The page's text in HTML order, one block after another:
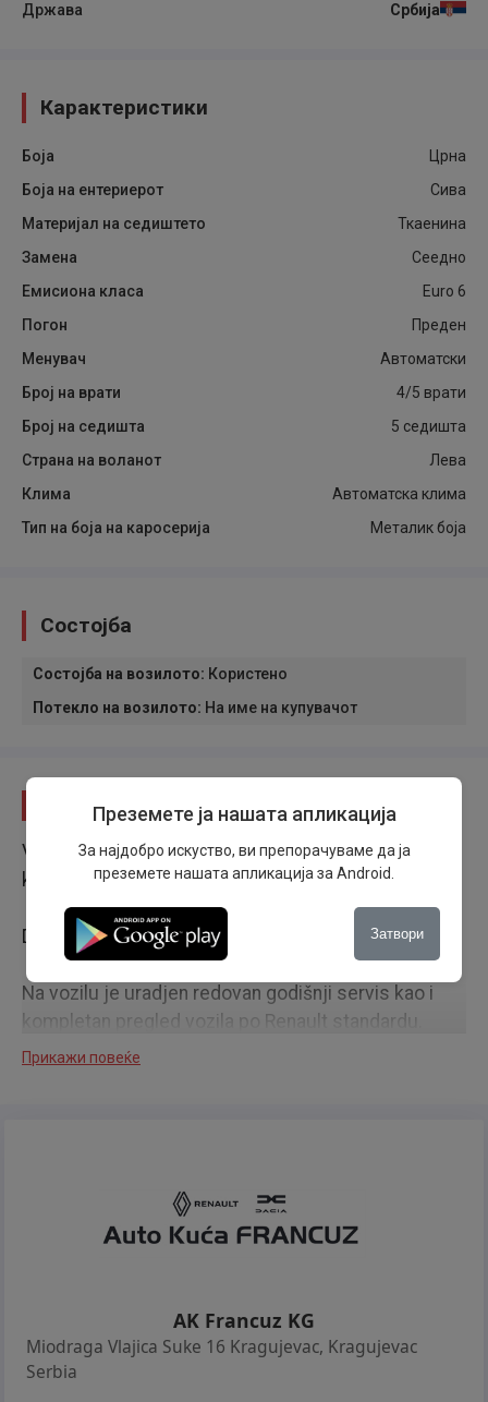
Држава
Србија
Карактеристики
Боја
Црна
Боја на ентериерот
Сива
Материјал на седиштето
Ткаенина
Замена
Сеедно
Емисиона класа
Euro 6
Погон
Преден
Менувач
Автоматски
Број на врати
4/5 врати
Број на седишта
5 седишта
Страна на воланот
Лева
Клима
Автоматска клима
Тип на боја на каросерија
Металик боја
Состојба
Состојба на возилото: Користено
Потекло на возилото: На име на купувачот
Vozilo iz uvoza, redovno održavano sa originalnom
kilometražom.
Datum prve registracije vozila je 01.03.2023.
Na vozilu je uradjen redovan godišnji servis kao i
kompletan pregled vozila po Renault standardu.
Model sa baterijom od 60kW . Maksimalni domet sa
jednim punjenjem po fabričkim specifikacijama je
do 470km.
Прикажи повеќе
AK Francuz KG
Miodraga Vlajica Suke 16 Kragujevac, Kragujevac
Serbia
Преземете ја нашата апликација
За најдобро искуство, ви препорачуваме да ја
преземете нашата апликација за Android.
Затвори